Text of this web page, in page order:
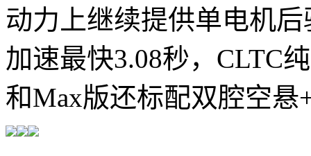
动力上继续提供单电机
加速最快3.08秒，CLTC
和Max版还标配双腔空悬